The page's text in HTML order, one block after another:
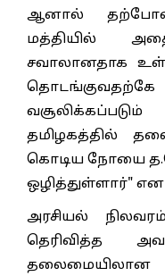
ஆனால்
மத்தியில் அதை
சவாலானதாக
தமிழகத்தில்
கொடிய நோயை
ஒழித்துள்ளார்" என
அரசியல்
தெரிவித்த
தலைமையிலான